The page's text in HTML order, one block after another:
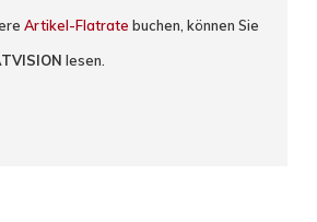
Artikel-Flatrate buchen, können Sie
lesen.